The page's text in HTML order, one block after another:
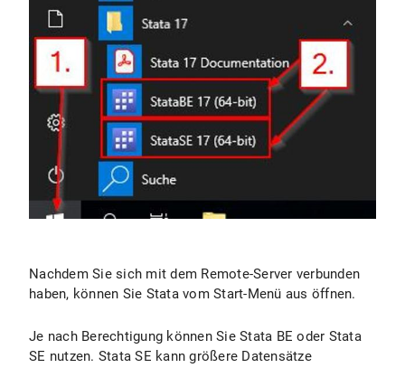
Nachdem Sie sich mit dem Remote-Server verbunden
haben, können Sie Stata vom Start-Menü aus öffnen.
Je nach Berechtigung können Sie Stata BE oder Stata
SE nutzen. Stata SE kann größere Datensätze